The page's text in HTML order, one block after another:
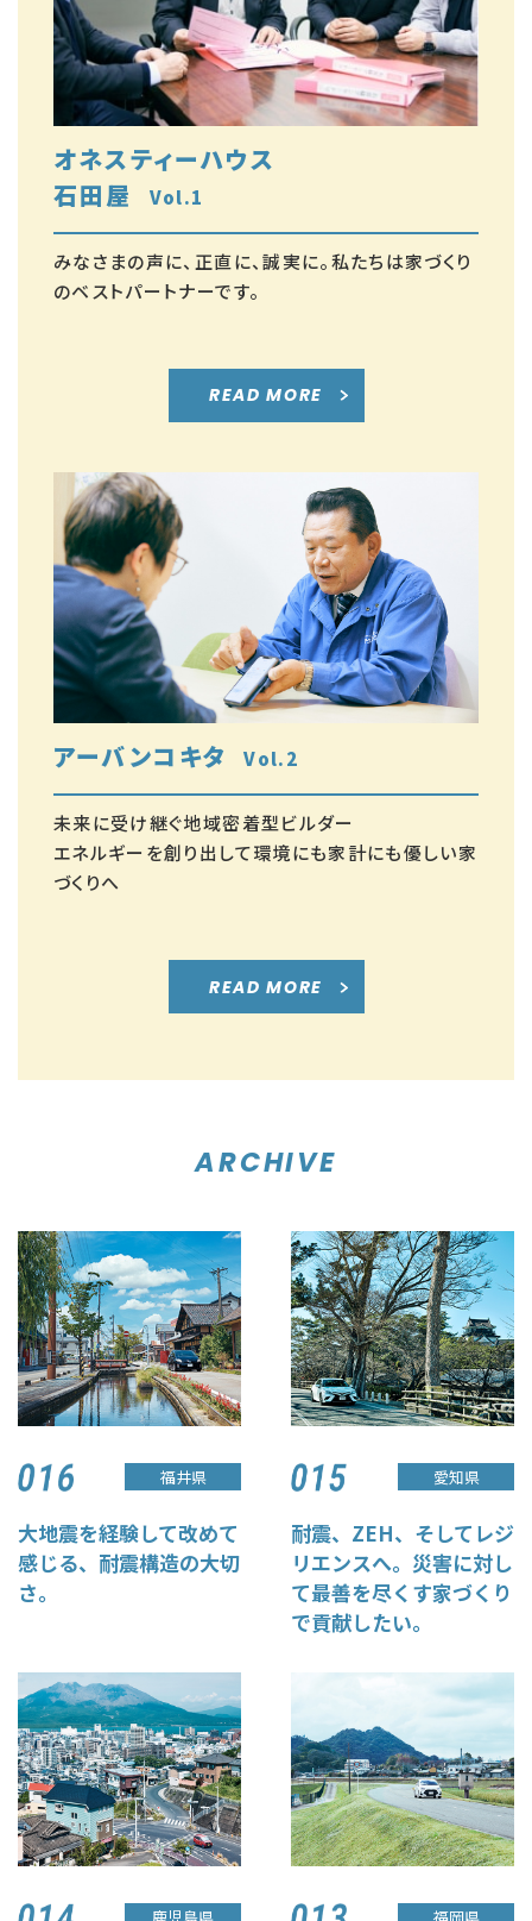
オネスティーハウス
石田屋
Vol.1
みなさまの声に、正直に、誠実に。私たちは家づくり
のベストパートナーです。
READ MORE
アーバンコキタ Vol.2
未来に受け継ぐ地域密着型ビルダー
エネルギーを創り出して環境にも家計にも優しい家
づくりへ
READ MORE
ARCHIVE
福井県
大地震を経験して改めて
感じる、耐震構造の大切
さ。
愛知県
耐震、ZEH、そしてレジ
リエンスへ。災害に対し
て最善を尽くす家づくり
で貢献したい。